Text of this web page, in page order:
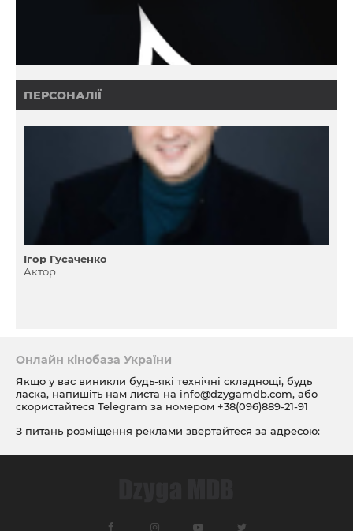
ПЕРСОНАЛІЇ
Ігор Гусаченко
Актор
Онлайн кінобаза України
Якщо у вас виникли будь-які технічні складнощі, будь
ласка, напишіть нам листа на info@dzygamdb.com, або
скористайтеся Telegram за номером +38(096)889-21-91
З питань розміщення реклами звертайтеся за адресою:
посиланням